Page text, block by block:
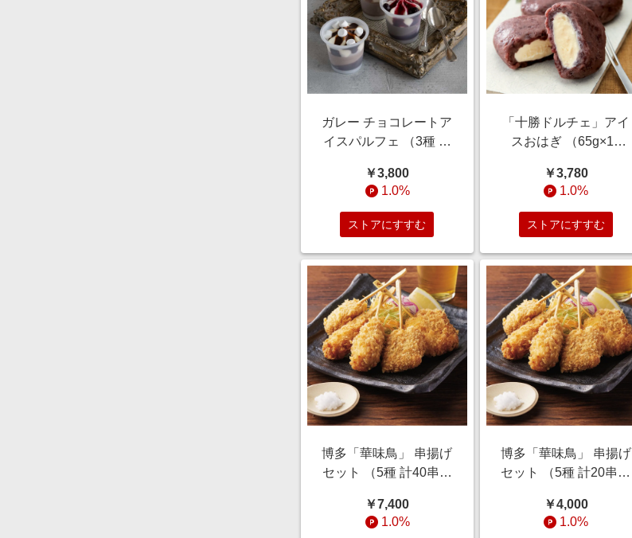
ガレー チョコレートア
イスパルフェ （3種 計
￥3,800
1.0%
ストアにすすむ
「十勝ドルチェ」アイ
スおはぎ （65g×10
【通販】
￥3,780
1.0%
ストアにすすむ
博多「華味鳥」 串揚げ
セット （5種 計40串）
￥7,400
1.0%
博多「華味鳥」 串揚げ
セット （5種 計20串）
￥4,000
1.0%